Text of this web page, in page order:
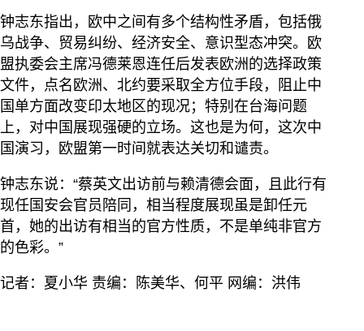
钟志东指出，欧中之间有多个结构性矛盾，包括俄
乌战争、贸易纠纷、经济安全、意识型态冲突。欧
盟执委会主席冯德莱恩连任后发表欧洲的选择政策
文件，点名欧洲、北约要采取全方位手段，阻止中
国单方面改变印太地区的现况；特别在台海问题
上，对中国展现强硬的立场。这也是为何，这次中
国演习，欧盟第一时间就表达关切和谴责。
钟志东说：“蔡英文出访前与赖清德会面，且此行有
现任国安会官员陪同，相当程度展现虽是卸任元
首，她的出访有相当的官方性质，不是单纯非官方
的色彩。”
记者：夏小华 责编：陈美华、何平 网编：洪伟